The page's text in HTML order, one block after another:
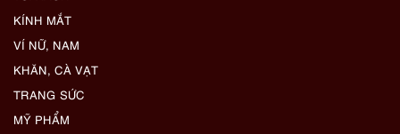
KÍNH MẮT
VÍ NỮ, NAM
KHĂN, CÀ VẠT
TRANG SỨC
MỸ PHẨM